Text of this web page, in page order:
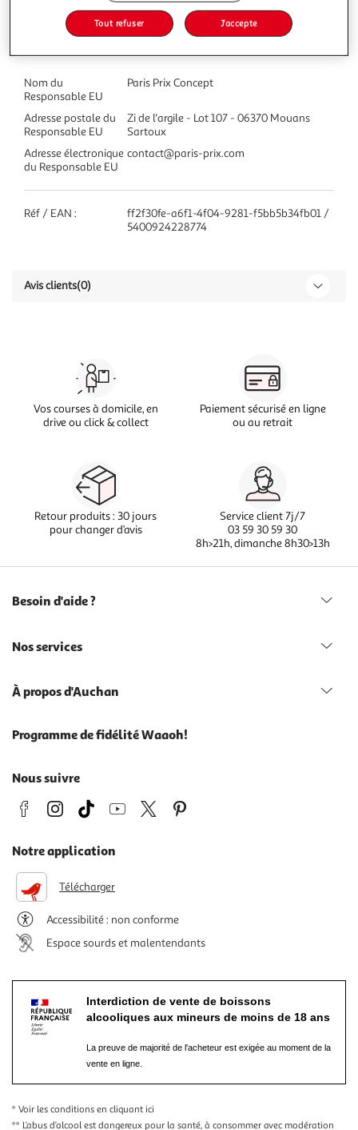
Caractéristiques
Nom du
Responsable EU
Paris Prix Concept
Adresse postale du
Responsable EU
Zi de l'argile - Lot 107 - 06370 Mouans
Sartoux
Adresse électronique
du Responsable EU
contact@paris-prix.com
Réf / EAN :
ff2f30fe-a6f1-4f04-9281-f5bb5b34fb01 /
5400924228774
Avis clients(0)
Vos courses à domicile, en
drive ou click & collect
Paiement sécurisé en ligne
ou au retrait
Retour produits : 30 jours
pour changer d’avis
Service client 7j/7
03 59 30 59 30
8h>21h, dimanche 8h30>13h
Besoin d'aide ?
Nos services
À propos d'Auchan
Programme de fidélité Waaoh!
Nous suivre
Notre application
Télécharger
Accessibilité : non conforme
Espace sourds et malentendants
Interdiction de vente de boissons
alcooliques aux mineurs de moins de 18 ans
La preuve de majorité de l'acheteur est exigée au moment de la
vente en ligne.
* Voir les conditions en cliquant ici
** L’abus d’alcool est dangereux pour la santé, à consommer avec modération
Tout refuser J'accepte